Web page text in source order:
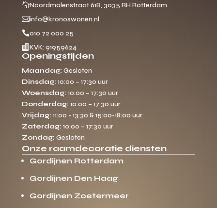
Noordmolenstraat 61B, 3035 RH Rotterdam
info@kronoswonen.nl
010 72 000 25
 KVK: 91959624
Openingstijden
Maandag: Gesloten
Dinsdag: 10:00 – 17:30 uur
Woensdag: 10:00 – 17:30 uur
Donderdag: 10:00 – 17:30 uur
Vrijdag: 11:00 - 13:30 & 15:00-18:00 uur
Zaterdag: 10:00 – 17:30 uur
Zondag: Gesloten
Onze raamdecoratie diensten
Gordijnen Rotterdam
Gordijnen Den Haag
Gordijnen Zoetermeer